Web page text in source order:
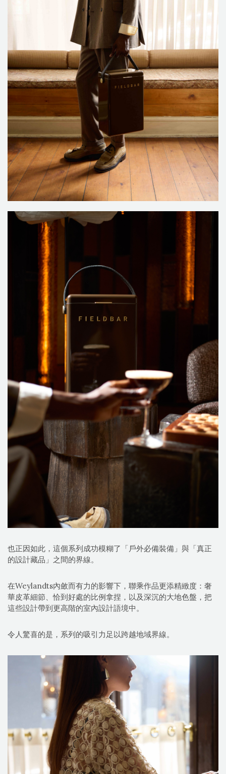
也正因如此，這個系列成功模糊了「戶外必備裝備」與「真正
的設計藏品」之間的界線。
在Weylandts內斂而有力的影響下，聯乘作品更添精緻度：奢
華皮革細節、恰到好處的比例拿捏，以及深沉的大地色盤，把
這些設計帶到更高階的室內設計語境中。
令人驚喜的是，系列的吸引力足以跨越地域界線。